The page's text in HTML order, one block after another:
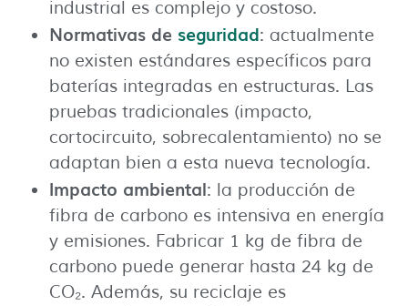
industrial es complejo y costoso.
Normativas de seguridad: actualmente
no existen estándares específicos para
baterías integradas en estructuras. Las
pruebas tradicionales (impacto,
cortocircuito, sobrecalentamiento) no se
adaptan bien a esta nueva tecnología.
Impacto ambiental: la producción de
fibra de carbono es intensiva en energía
y emisiones. Fabricar 1 kg de fibra de
carbono puede generar hasta 24 kg de
CO₂. Además, su reciclaje es